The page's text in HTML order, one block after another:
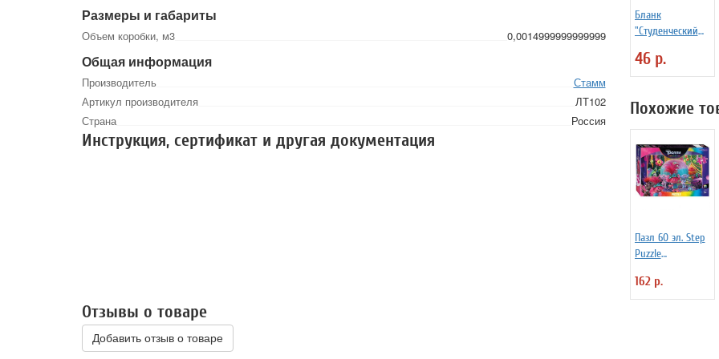
Размеры и габариты
Объем коробки, м3 0,0014999999999999
Общая информация
Производитель
Стамм
Артикул производителя
ЛТ102
Страна
Россия
Инструкция, сертификат и другая документация
Бланк
"Студенческий
среднего
профессиональн
46 р.
Похожие
Пазл 60 эл. Step
Puzzle
Trolls 2"
162 р.
Отзывы о товаре
Добавить отзыв о товаре